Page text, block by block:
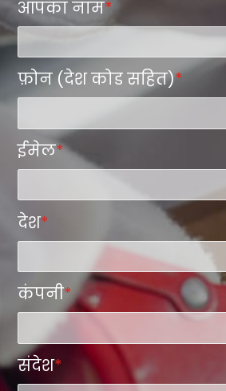
आपका नाम*
फ़ोन (देश कोड सहित)*
ईमेल*
देश*
कंपनी*
संदेश*